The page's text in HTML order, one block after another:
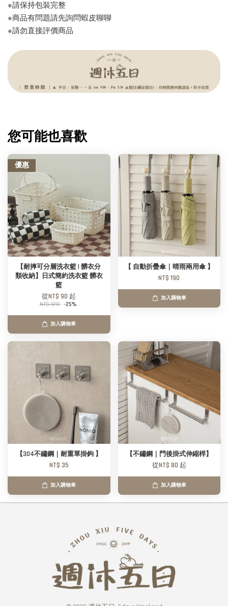
※請保持包裝完整
※商品有問題請先詢問蝦皮聊聊
※請勿直接評價商品
您可能也喜歡
優惠
【耐摔可分層洗衣籃 | 髒衣分
類收納】日式簡約洗衣籃 髒衣
籃
從NT$ 90 起
NT$ 120 -25%
加入購物車
【 自動折疊傘｜晴雨兩用傘 】
NT$ 190
加入購物車
【304不鏽鋼｜耐重單掛鉤 】
NT$ 35
加入購物車
【不鏽鋼｜門後掛式伸縮桿】
從NT$ 80 起
加入購物車